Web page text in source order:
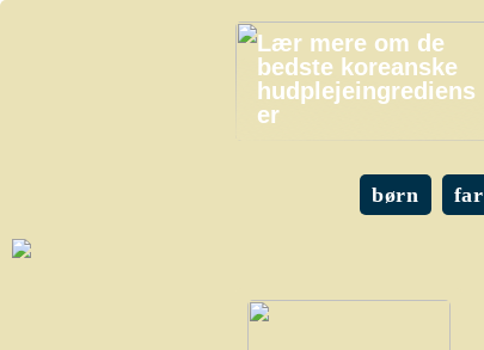
Lær mere om de
bedste koreanske
hudplejeingrediens
er
børn far